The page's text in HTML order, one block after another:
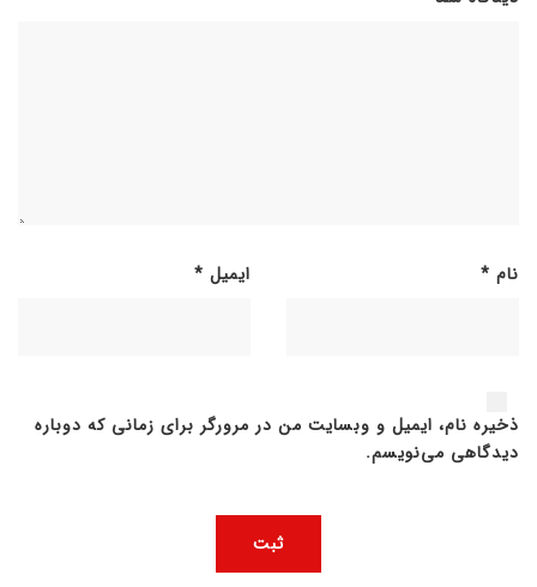
نام * ایمیل *
ذخیره نام، ایمیل و وبسایت من در مرورگر برای زمانی که دوباره
دیدگاهی می‌نویسم.